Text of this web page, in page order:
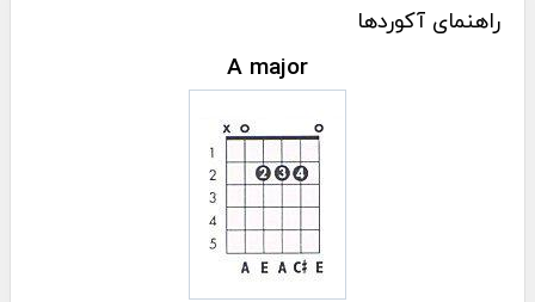
راهنمای آکوردها
A major